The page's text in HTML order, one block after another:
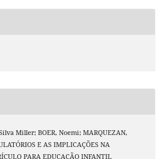
Miller; BOER, Noemi; MARQUEZAN,
E AS IMPLICAÇÕES NA
PARA EDUCAÇÃO INFANTIL